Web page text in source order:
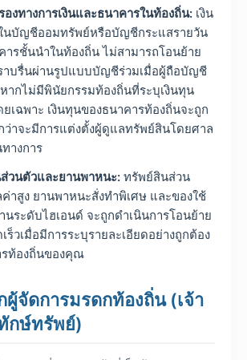
องทางการเงินและธนาคารในท้องถิ่น: เงิน
นบัญชีออมทรัพย์หรือบัญชีกระแสรายวัน
ารชั้นนำในท้องถิ่น ไม่สามารถโอนย้าย
าบรื่นผ่านรูปแบบบัญชีร่วมเมื่อผู้ถือบัญชี
ากไม่มีพินัยกรรมท้องถิ่นที่ระบุเงินทุน
ยเฉพาะ เงินทุนของธนาคารท้องถิ่นจะถูก
ว่าจะมีการแต่งตั้งผู้ดูแลทรัพย์สินโดยศาล
างการ
วนตัวและยานพาหนะ: ทรัพย์สินส่วน
าสูง ยานพาหนะสั่งทำพิเศษ และของใช้
นระดับไฮเอนด์ จะถูกดำเนินการโอนย้าย
ร็วเมื่อมีการระบุรายละเอียดอย่างถูกต้อง
รท้องถิ่นของคุณ
ผู้จัดการมรดกท้องถิ่น (เจ้า
กษ์ทรัพย์)